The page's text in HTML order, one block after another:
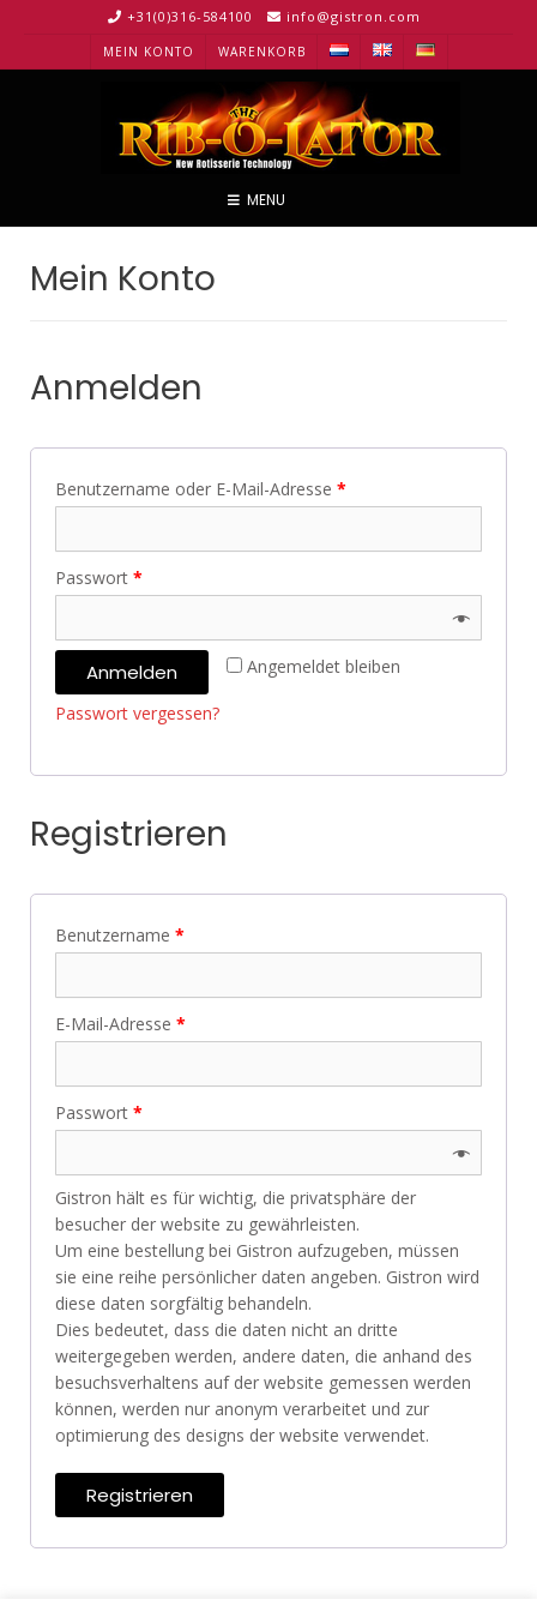
content
+31(0)316-584100 info@gistron.com
MEIN KONTO WARENKORB
MENU
Mein Konto
Anmelden
Benutzername oder E-Mail-Adresse *
Passwort *
Angemeldet bleiben
Anmelden
Passwort vergessen?
Registrieren
Benutzername *
E-Mail-Adresse *
Passwort *
Gistron hält es für wichtig, die privatsphäre der
besucher der website zu gewährleisten.
Um eine bestellung bei Gistron aufzugeben, müssen
sie eine reihe persönlicher daten angeben. Gistron wird
diese daten sorgfältig behandeln.
Dies bedeutet, dass die daten nicht an dritte
weitergegeben werden, andere daten, die anhand des
besuchsverhaltens auf der website gemessen werden
können, werden nur anonym verarbeitet und zur
optimierung des designs der website verwendet.
Registrieren